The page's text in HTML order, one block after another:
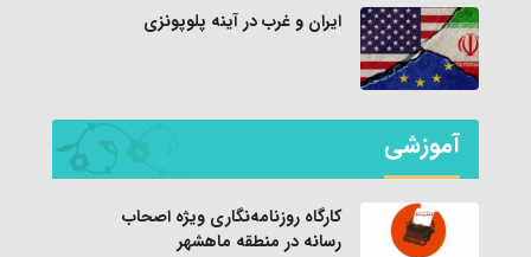
ایران و غرب در آینه پلوپونزی
آموزشی
کارگاه روزنامه‌نگاری ویژه اصحاب
رسانه در منطقه ماهشهر